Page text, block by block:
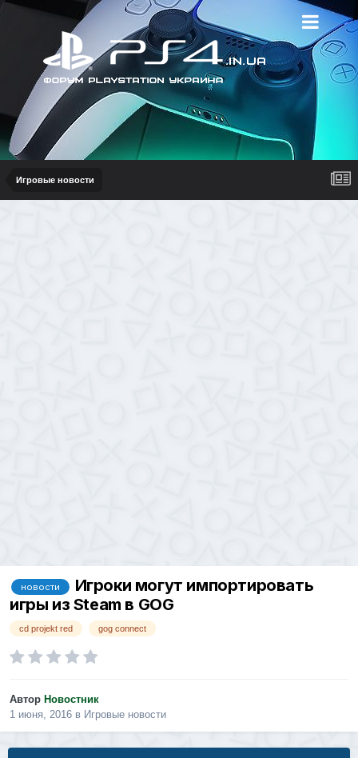
Игровые новости
новости
Игроки могут импортировать
игры из Steam в GOG
cd projekt red gog connect
Автор Новостник
1 июня, 2016 в Игровые новости